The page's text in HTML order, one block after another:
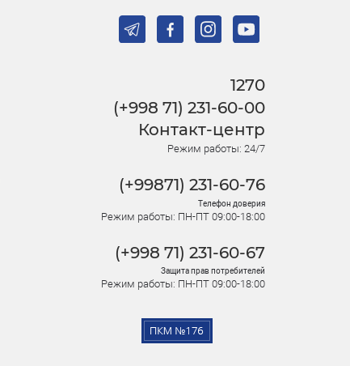
1270
(+998 71) 231-60-00
Контакт-центр
Режим работы: 24/7
(+99871) 231-60-76
Телефон доверия
Режим работы: ПН-ПТ 09:00-18:00
(+998 71) 231-60-67
Защита прав потребителей
Режим работы: ПН-ПТ 09:00-18:00